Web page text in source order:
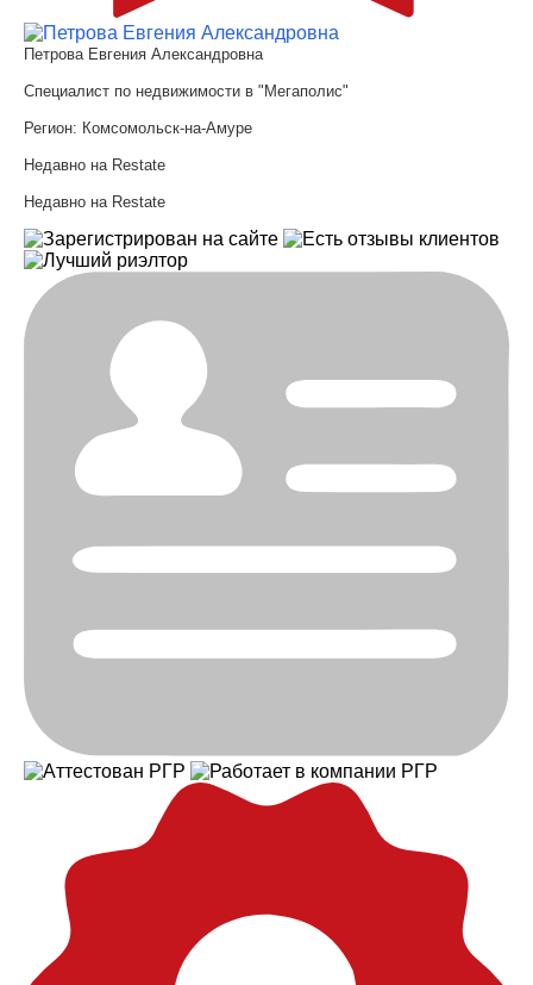
Петрова Евгения Александровна
Специалист по недвижимости в "Мегаполис"
Регион: Комсомольск-на-Амуре
Недавно на Restate
Недавно на Restate